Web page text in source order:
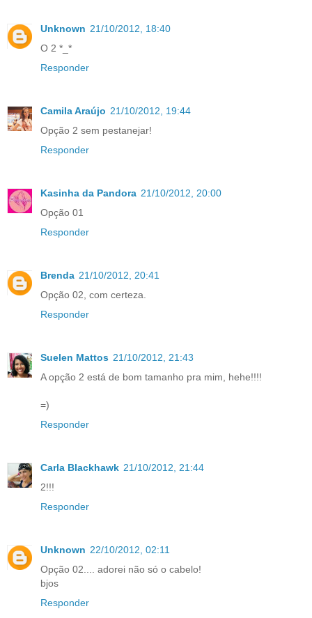
Unknown 21/10/2012, 18:40
O 2 *_*
Responder
Camila Araújo 21/10/2012, 19:44
Opção 2 sem pestanejar!
Responder
Kasinha da Pandora 21/10/2012, 20:00
Opção 01
Responder
Brenda 21/10/2012, 20:41
Opção 02, com certeza.
Responder
Suelen Mattos 21/10/2012, 21:43
A opção 2 está de bom tamanho pra mim, hehe!!!!
=)
Responder
Carla Blackhawk 21/10/2012, 21:44
2!!!
Responder
Unknown 22/10/2012, 02:11
Opção 02.... adorei não só o cabelo!
bjos
Responder